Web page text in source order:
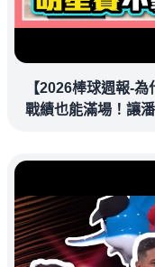
【2026棒球週報-
戰績也能滿場！讓